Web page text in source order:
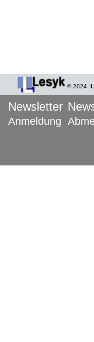
© 2024
Newsletter
Anmeldung